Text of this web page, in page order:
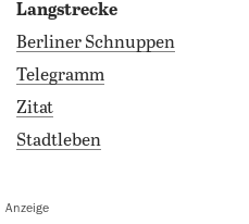
Langstrecke
Berliner Schnuppen
Telegramm
Zitat
Stadtleben
Anzeige